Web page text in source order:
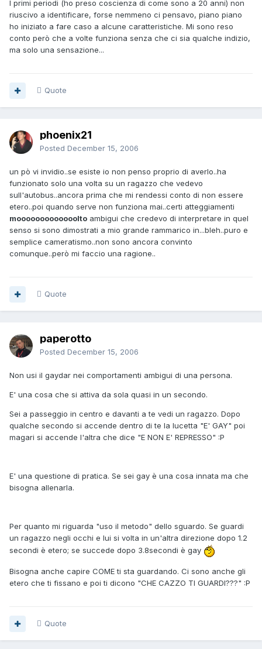
I primi periodi (ho preso coscienza di come sono a 20 anni) non
riuscivo a identificare, forse nemmeno ci pensavo, piano piano
ho iniziato a fare caso a alcune caratteristiche. Mi sono reso
conto però che a volte funziona senza che ci sia qualche indizio,
ma solo una sensazione...
Quote
phoenix21
Posted December 15, 2006
un pò vi invidio..se esiste io non penso proprio di averlo..ha
funzionato solo una volta su un ragazzo che vedevo
sull'autobus..ancora prima che mi rendessi conto di non essere
etero..poi quando serve non funziona mai..certi atteggiamenti
mooooooooooooolto ambigui che credevo di interpretare in quel
senso si sono dimostrati a mio grande rammarico in...bleh..puro e
semplice cameratismo..non sono ancora convinto
comunque..però mi faccio una ragione..
Quote
paperotto
Posted December 15, 2006
Non usi il gaydar nei comportamenti ambigui di una persona.
E' una cosa che si attiva da sola quasi in un secondo.
Sei a passeggio in centro e davanti a te vedi un ragazzo. Dopo
qualche secondo si accende dentro di te la lucetta "E' GAY" poi
magari si accende l'altra che dice "E NON E' REPRESSO" :P
E' una questione di pratica. Se sei gay è una cosa innata ma che
bisogna allenarla.
Per quanto mi riguarda "uso il metodo" dello sguardo. Se guardi
un ragazzo negli occhi e lui si volta in un'altra direzione dopo 1.2
secondi è etero; se succede dopo 3.8secondi è gay
Bisogna anche capire COME ti sta guardando. Ci sono anche gli
etero che ti fissano e poi ti dicono "CHE CAZZO TI GUARDI???" :P
Quote